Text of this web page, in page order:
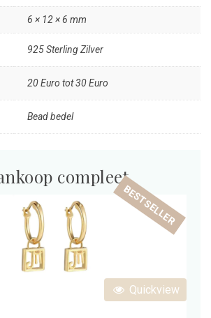
6 × 12 × 6 mm
925 Sterling Zilver
20 Euro tot 30 Euro
Bead bedel
compleet
Quickview
BESTSELLER